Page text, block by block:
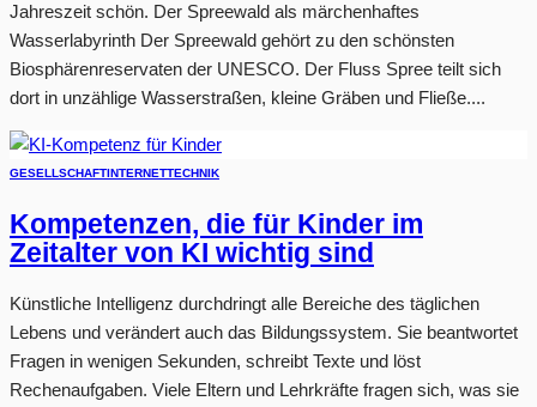
Jahreszeit schön. Der Spreewald als märchenhaftes
Wasserlabyrinth Der Spreewald gehört zu den schönsten
Biosphärenreservaten der UNESCO. Der Fluss Spree teilt sich
dort in unzählige Wasserstraßen, kleine Gräben und Fließe....
GESELLSCHAFTINTERNETTECHNIK
Kompetenzen, die für Kinder im
Zeitalter von KI wichtig sind
Künstliche Intelligenz durchdringt alle Bereiche des täglichen
Lebens und verändert auch das Bildungssystem. Sie beantwortet
Fragen in wenigen Sekunden, schreibt Texte und löst
Rechenaufgaben. Viele Eltern und Lehrkräfte fragen sich, was sie